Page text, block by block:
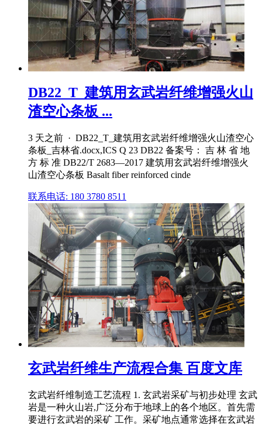
DB22_T_建筑用玄武岩纤维增强火山
渣空心条板 ...
3 天之前 · DB22_T_建筑用玄武岩纤维增强火山渣空心
条板_吉林省.docx,ICS Q 23 DB22 备案号： 吉 林 省 地
方 标 准 DB22/T 2683—2017 建筑用玄武岩纤维增强火
山渣空心条板 Basalt fiber reinforced cinde
联系电话: 180 3780 8511
玄武岩纤维生产流程合集 百度文库
玄武岩纤维制造工艺流程 1. 玄武岩采矿与初步处理 玄武
岩是一种火山岩,广泛分布于地球上的各个地区。首先需
要进行玄武岩的采矿 工作。采矿地点通常选择在玄武岩